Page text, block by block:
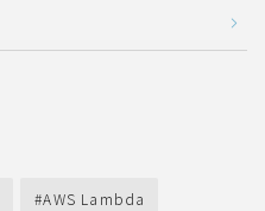
AWS Lambda